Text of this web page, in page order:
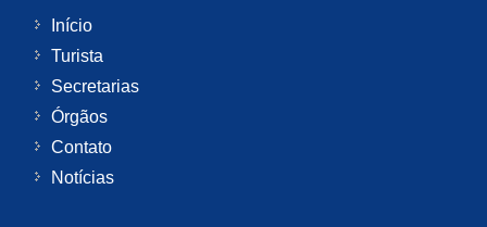
Início
Turista
Secretarias
Órgãos
Contato
Notícias